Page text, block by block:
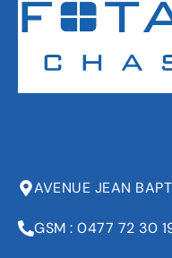
AVENUE JEAN
GSM : 0477 72 30